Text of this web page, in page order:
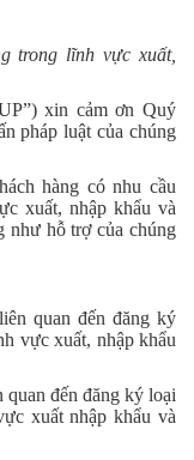
trong lĩnh vực xuất,
xin cảm ơn Quý
pháp luật của chúng
hàng có nhu cầu
xuất, nhập khẩu và
như hỗ trợ của chúng
quan đến đăng ký
vực xuất, nhập khẩu
đến đăng ký loại
xuất nhập khẩu và